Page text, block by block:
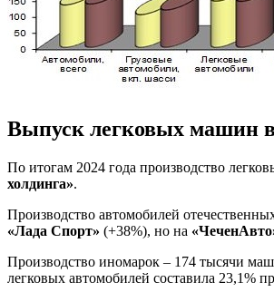
Выпуск легковых машин в
По итогам 2024 года производство
холдинга».
Производство автомобилей
«Лада Спорт» (+38%), но на
Производство иномарок – 174 тысячи
легковых автомобилей составила 23,1%